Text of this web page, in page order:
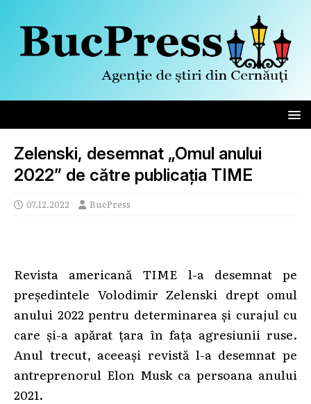
Zelenski, desemnat „Omul anului
2022” de către publicația TIME
07.12.2022 BucPress
Revista americană TIME l-a desemnat pe
preşedintele Volodimir Zelenski drept omul
anului 2022 pentru determinarea şi curajul cu
care şi-a apărat ţara în faţa agresiunii ruse.
Anul trecut, aceeaşi revistă l-a desemnat pe
antreprenorul Elon Musk ca persoana anului
2021.